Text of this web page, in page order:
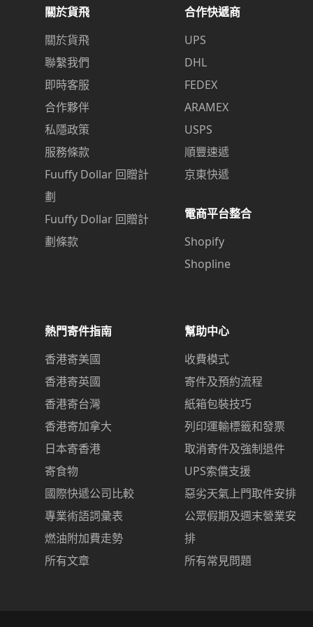
關於貨飛
關於貨飛
聯繫我們
即時客服
合作夥伴
私隱政策
服務條款
Fuuffy Dollar 回贈計
劃
Fuuffy Dollar 回贈計
劃條款
合作快遞商
UPS
DHL
FEDEX
ARAMEX
USPS
順豐速遞
京東快遞
電商平台整合
Shopify
Shopline
熱門寄件指南
香港寄美國
香港寄英國
香港寄台灣
香港寄加拿大
日本寄香港
寄食物
國際快遞公司比較
專業術語詞彙表
燃油附加費走勢
所有文章
幫助中心
收費模式
寄件及預約流程
紙箱包裝技巧
列印運輸標籤和發票
取消寄件及強制退件
UPS索償支援
惡劣天氣上門取件安排
公眾假期及週末營業安
排
所有常見問題